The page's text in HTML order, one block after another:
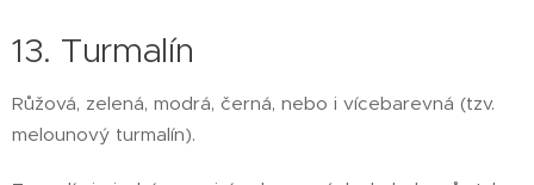
13. Turmalín
Růžová, zelená, modrá, černá, nebo i vícebarevná (tzv.
melounový turmalín).